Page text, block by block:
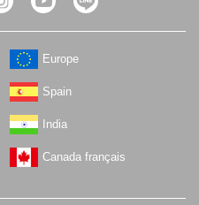
Europe
Spain
India
Canada français